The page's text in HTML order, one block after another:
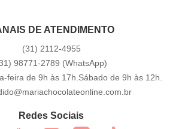
DE ATENDIMENTO
(31) 2112-4955
98771-2789 (WhatsApp)
feira de 9h às 17h.Sábado de 9h às 12h.
Redes Sociais